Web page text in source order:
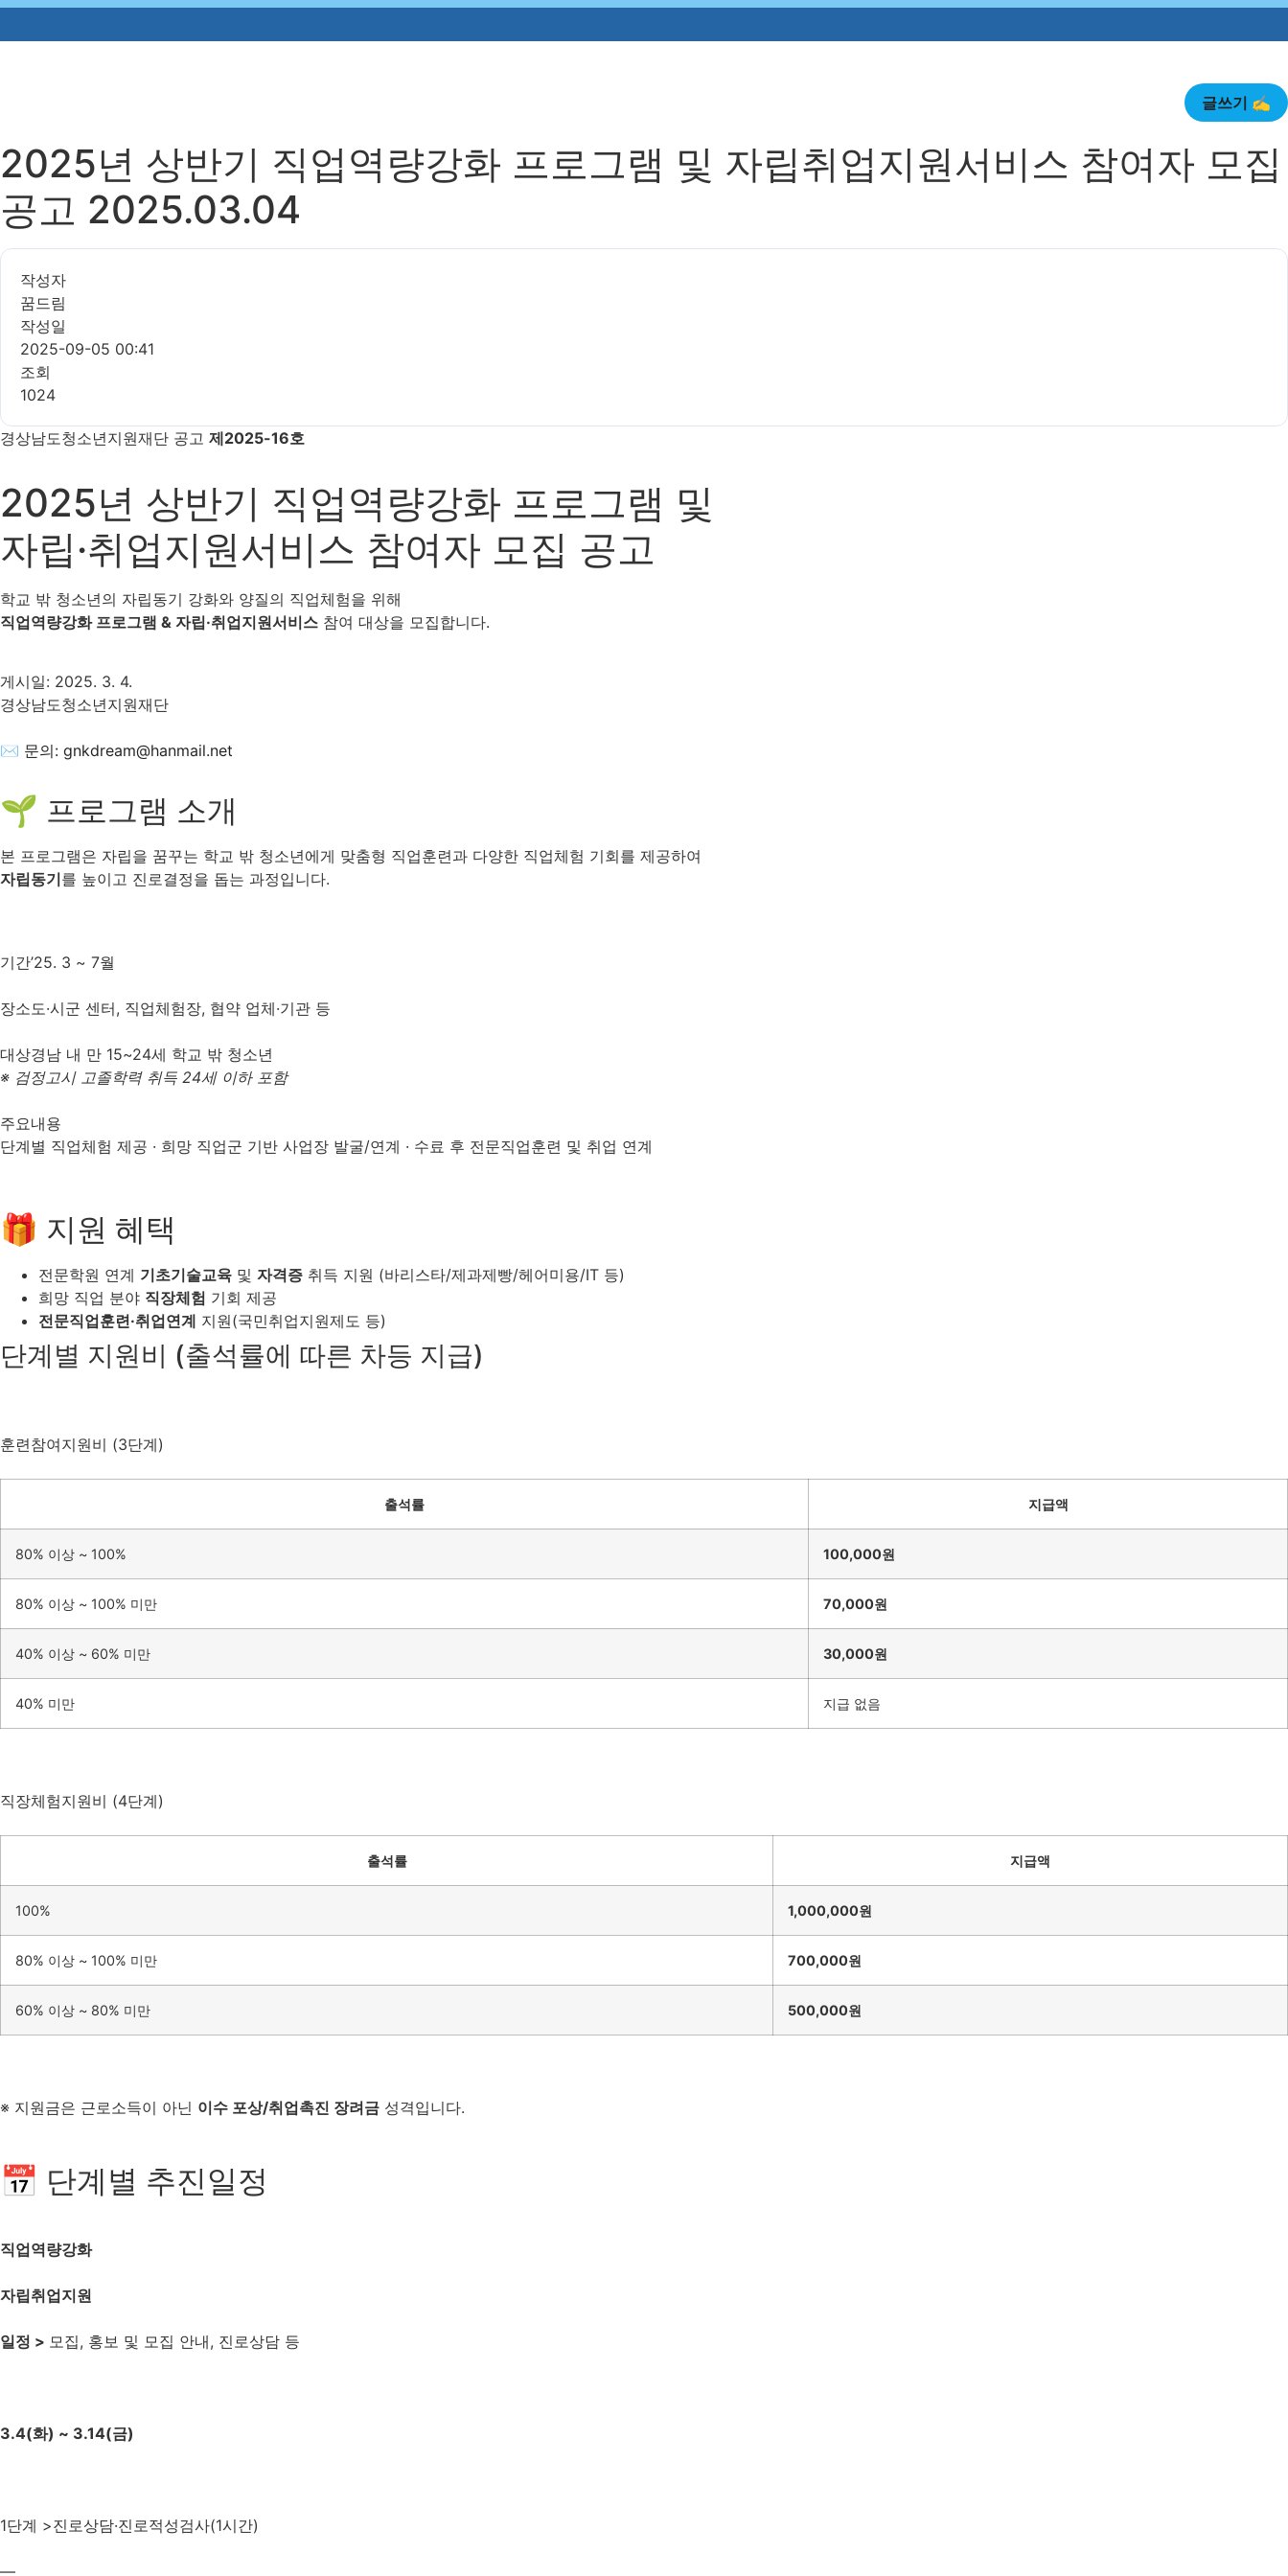
글쓰기 ✍️
2025년 상반기 직업역량강화 프로그램 및 자립취업지원서비스 참여자 모집
공고 2025.03.04
작성자
꿈드림
작성일
2025-09-05 00:41
조회
1024
경상남도청소년지원재단 공고 제2025-16호
2025년 상반기 직업역량강화 프로그램 및
자립·취업지원서비스 참여자 모집 공고
학교 밖 청소년의 자립동기 강화와 양질의 직업체험을 위해
직업역량강화 프로그램 & 자립·취업지원서비스 참여 대상을 모집합니다.
게시일: 2025. 3. 4.
경상남도청소년지원재단
✉ 문의: gnkdream@hanmail.net
🌱 프로그램 소개
본 프로그램은 자립을 꿈꾸는 학교 밖 청소년에게 맞춤형 직업훈련과 다양한 직업체험 기회를 제공하여
자립동기를 높이고 진로결정을 돕는 과정입니다.
기간’25. 3 ~ 7월
장소 도·시군 센터, 직업체험장, 협약 업체·기관 등
대상경남 내 만 15~24세 학교 밖 청소년
※ 검정고시 고졸학력 취득 24세 이하 포함
주요내용
단계별 직업체험 제공 · 희망 직업군 기반 사업장 발굴/연계 · 수료 후 전문직업훈련 및 취업 연계
🎁 지원 혜택
전문학원 연계 기초기술교육 및 자격증 취득 지원 (바리스타/제과제빵/헤어미용/IT 등)
희망 직업 분야 직장체험 기회 제공
전문직업훈련·취업연계 지원(국민취업지원제도 등)
단계별 지원비 (출석률에 따른 차등 지급)
훈련참여지원비 (3단계)
출석률 지급액
80% 이상 ~ 100% 100,000원
80% 이상 ~ 100% 미만 70,000원
40% 이상 ~ 60% 미만 30,000원
40% 미만 지급 없음
직장체험지원비 (4단계)
출석률 지급액
100% 1,000,000원
80% 이상 ~ 100% 미만 700,000원
60% 이상 ~ 80% 미만 500,000원
※ 지원금은 근로소득이 아닌 이수 포상/취업촉진 장려금 성격입니다.
📅 단계별 추진일정
직업역량강화
자립취업지원
일정 > 모집, 홍보 및 모집 안내, 진로상담 등
3.4(화) ~ 3.14(금)
1단계 >진로상담·진로적성검사(1시간)
—